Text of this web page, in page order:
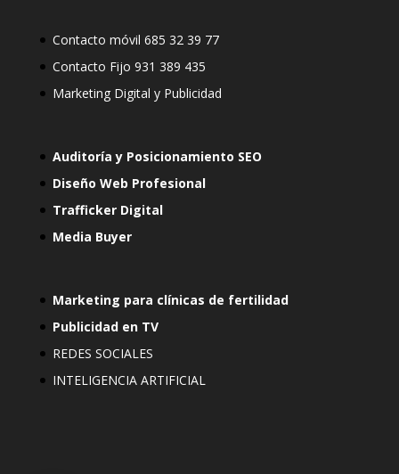
Contacto móvil 685 32 39 77
Contacto Fijo 931 389 435
Marketing Digital y Publicidad
Auditoría y Posicionamiento SEO
Diseño Web Profesional
Trafficker Digital
Media Buyer
Marketing para clínicas de fertilidad
Publicidad en TV
REDES SOCIALES
INTELIGENCIA ARTIFICIAL